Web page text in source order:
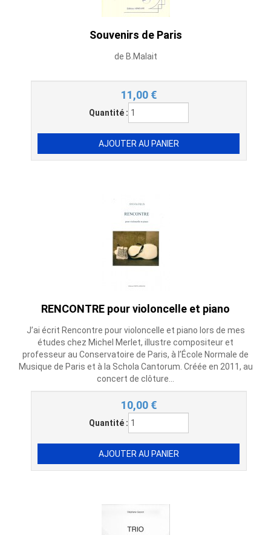
Souvenirs de Paris
de B.Malait
11,00 €
Quantité :
RENCONTRE pour violoncelle et piano
J’ai écrit Rencontre pour violoncelle et piano lors de mes
études chez Michel Merlet, illustre compositeur et
professeur au Conservatoire de Paris, à l’École Normale de
Musique de Paris et à la Schola Cantorum. Créée en 2011, au
concert de clôture...
10,00 €
Quantité :